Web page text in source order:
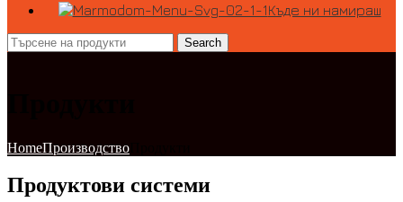
Къде ни намираш
Search
HomeПроизводство
Продуктови системи